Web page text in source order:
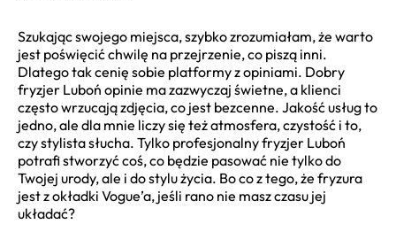
Szukając swojego miejsca, szybko zrozumiałam, że warto
jest poświęcić chwilę na przejrzenie, co piszą inni.
Dlatego tak cenię sobie platformy z opiniami. Dobry
fryzjer Luboń opinie ma zazwyczaj świetne, a klienci
często wrzucają zdjęcia, co jest bezcenne. Jakość usług to
jedno, ale dla mnie liczy się też atmosfera, czystość i to,
czy stylista słucha. Tylko profesjonalny fryzjer Luboń
potrafi stworzyć coś, co będzie pasować nie tylko do
Twojej urody, ale i do stylu życia. Bo co z tego, że fryzura
jest z okładki Vogue’a, jeśli rano nie masz czasu jej
układać?